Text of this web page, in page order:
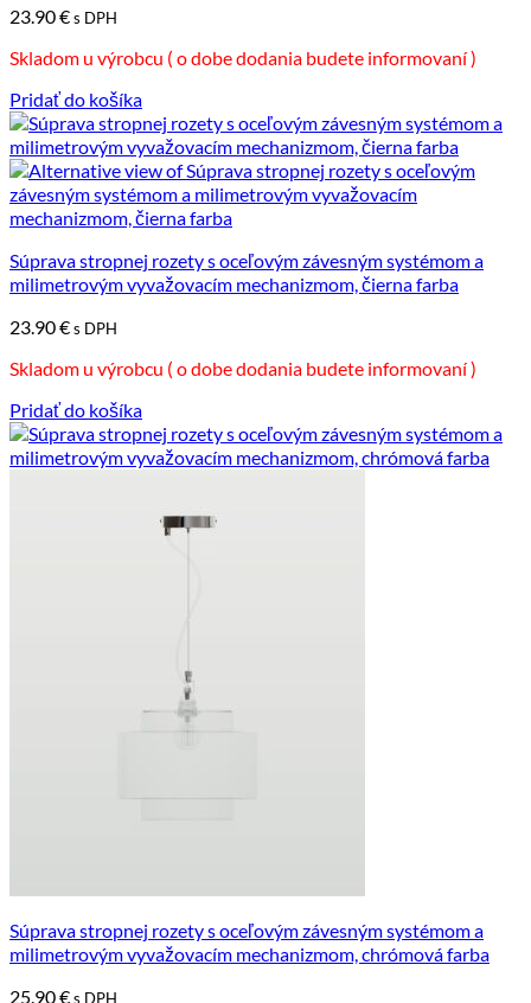
23.90€s DPH
Skladom u výrobcu ( o dobe dodania budete informovaní )
Pridať do košíka
Súprava stropnej rozety s oceľovým závesným systémom a
milimetrovým vyvažovacím mechanizmom, čierna farba
23.90€s DPH
Skladom u výrobcu ( o dobe dodania budete informovaní )
Pridať do košíka
Súprava stropnej rozety s oceľovým závesným systémom a
milimetrovým vyvažovacím mechanizmom, chrómová farba
25.90€s DPH